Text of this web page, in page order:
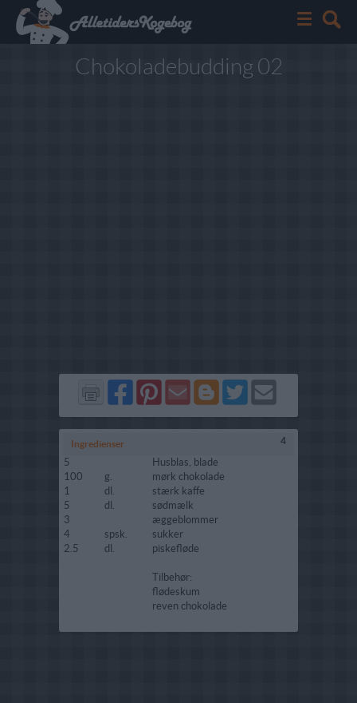
Chokoladebudding 02
Del
på
Facebook
Del
på
Pinterest
Send
via
GMail
Del
på
Blogger
Del
på
Twitter
Send
Ingredienser 4
5
Husblas, blade
100
g.
mørk chokolade
1
dl.
stærk kaffe
5
dl.
sødmælk
3
æggeblommer
4
spsk.
sukker
2.5
dl. piskefløde
Tilbehør:
flødeskum
reven chokolade